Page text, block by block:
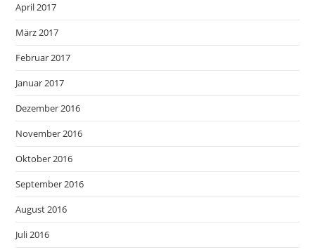
April 2017
März 2017
Februar 2017
Januar 2017
Dezember 2016
November 2016
Oktober 2016
September 2016
August 2016
Juli 2016